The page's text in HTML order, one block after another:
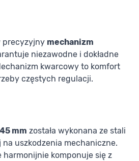
precyzyjny mechanizm
niezawodne i dokładne
kwarcowy to komfort
częstych regulacji.
45 mm została wykonana ze stali
uszkodzenia mechaniczne.
komponuje się z